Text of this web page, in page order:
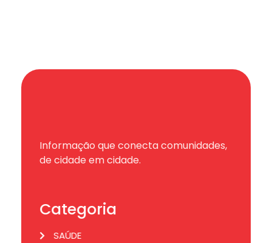
Informação que conecta comunidades,
de cidade em cidade.
Categoria
SAÚDE